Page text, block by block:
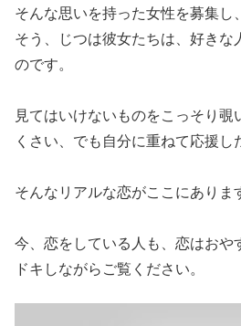
そんな思いを持った女性を募集し
そう、じつは彼女たちは、好きな
のです。
見てはいけないものをこっそり
くさい、でも自分に重ねて応援し
そんなリアルな恋がここにありま
今、恋をしている人も、恋はおや
ドキしながらご覧ください。